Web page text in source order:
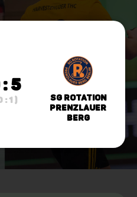
5
: 1 )
SG Rotation
Prenzlauer
Berg